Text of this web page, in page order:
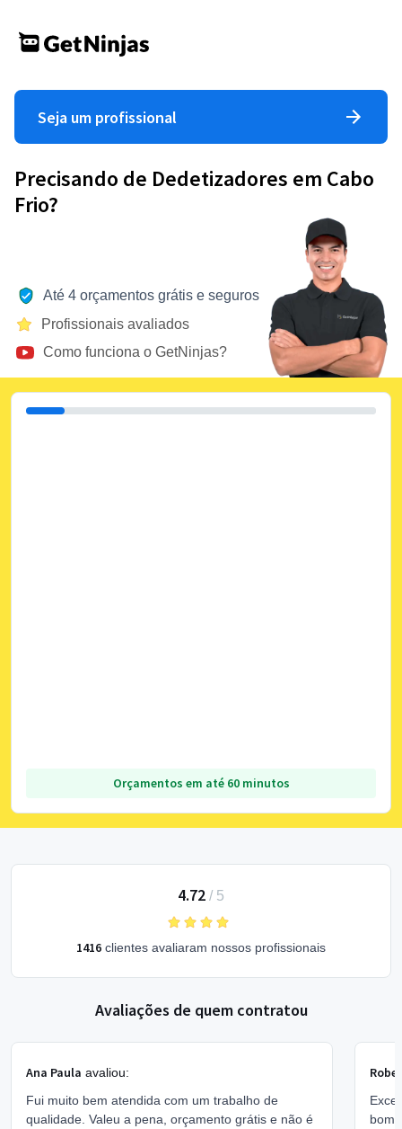
Seja um profissional
Precisando de Dedetizadores em Cabo
Frio?
Até 4 orçamentos grátis e seguros
Profissionais avaliados
Como funciona o GetNinjas?
Orçamentos em até 60 minutos
4.72 / 5
1416 clientes avaliaram nossos profissionais
Avaliações de quem contratou
Ana Paula avaliou:
Fui muito bem atendida com um trabalho de
qualidade. Valeu a pena, orçamento grátis e não é
bom